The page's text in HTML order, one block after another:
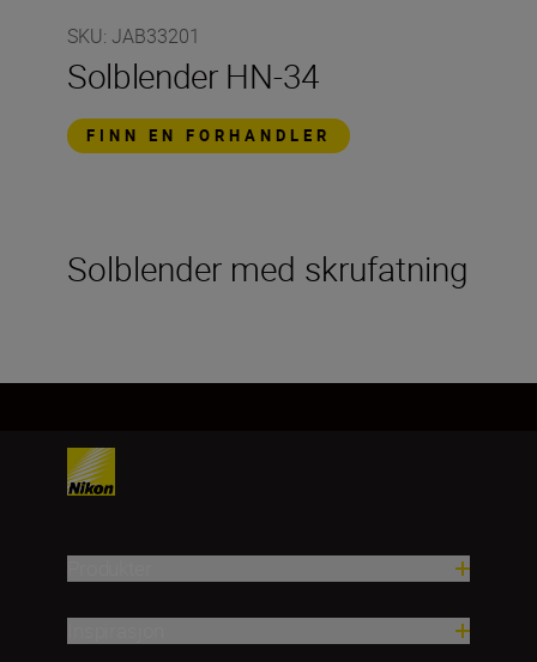
SKU: JAB33201
Solblender HN-34
FINN EN FORHANDLER
Solblender med skrufatning